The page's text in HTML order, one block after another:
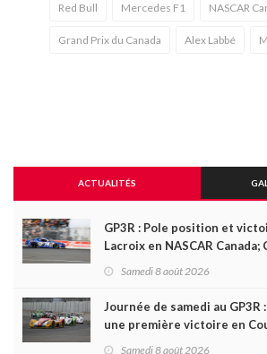
Red Bull Mercedes F1 NASCAR
Grand Prix du Canada Alex Labbé
ACTUALITÉS
GP3R : Pole position et
Lacroix en NASCAR
l'autre Duels
Samedi 8 août 2026
Journée de samedi au GP3R
une première victoire en
courses très disputées
Samedi 8 août 2026